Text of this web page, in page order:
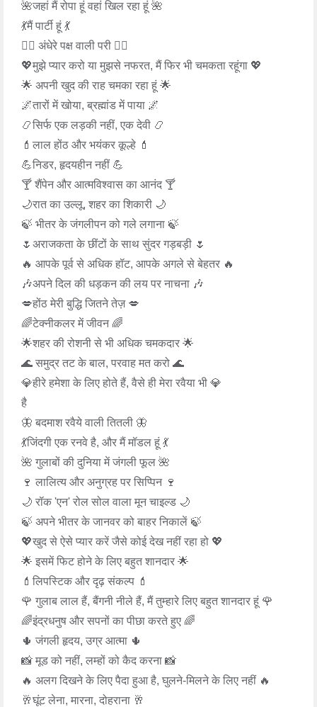
🌺जहां मैं रोपा हूं वहां खिल रहा हूं 🌺
💃मैं पार्टी हूं 💃
🧚‍♀️ अंधेरे पक्ष वाली परी 🧚‍♀️
💖मुझे प्यार करो या मुझसे नफरत, मैं फिर भी चमकता रहूंगा 💖
🌟 अपनी खुद की राह चमका रहा हूं 🌟
🌌तारों में खोया, ब्रह्मांड में पाया 🌌
📿सिर्फ एक लड़की नहीं, एक देवी 📿
💄लाल होंठ और भयंकर कूल्हे 💄
💪निडर, हृदयहीन नहीं 💪
🍸 शैंपेन और आत्मविश्वास का आनंद 🍸
🌙रात का उल्लू, शहर का शिकारी 🌙
🍃 भीतर के जंगलीपन को गले लगाना 🍃
🌷अराजकता के छींटों के साथ सुंदर गड़बड़ी 🌷
🔥 आपके पूर्व से अधिक हॉट, आपके अगले से बेहतर 🔥
🎶अपने दिल की धड़कन की लय पर नाचना 🎶
💋होंठ मेरी बुद्धि जितने तेज़ 💋
🌈टेक्नीकलर में जीवन 🌈
🌟शहर की रोशनी से भी अधिक चमकदार 🌟
🌊 समुद्र तट के बाल, परवाह मत करो 🌊
💎हीरे हमेशा के लिए होते हैं, वैसे ही मेरा रवैया भी 💎
है
🦋 बदमाश रवैये वाली तितली 🦋
💃जिंदगी एक रनवे है, और मैं मॉडल हूं 💃
🌺 गुलाबों की दुनिया में जंगली फूल 🌺
🍷 लालित्य और अनुग्रह पर सिप्पिन 🍷
🌙 रॉक 'एन' रोल सोल वाला मून चाइल्ड 🌙
🍃 अपने भीतर के जानवर को बाहर निकालें 🍃
💖खुद से ऐसे प्यार करें जैसे कोई देख नहीं रहा हो 💖
🌟 इसमें फिट होने के लिए बहुत शानदार 🌟
💄लिपस्टिक और दृढ़ संकल्प 💄
🌹 गुलाब लाल हैं, बैंगनी नीले हैं, मैं तुम्हारे लिए बहुत शानदार हूं 🌹
🌈इंद्रधनुष और सपनों का पीछा करते हुए 🌈
🌵 जंगली हृदय, उग्र आत्मा 🌵
📸 मूड को नहीं, लम्हों को कैद करना 📸
🔥 अलग दिखने के लिए पैदा हुआ है, घुलने-मिलने के लिए नहीं 🔥
🥂घूंट लेना, मारना, दोहराना 🥂